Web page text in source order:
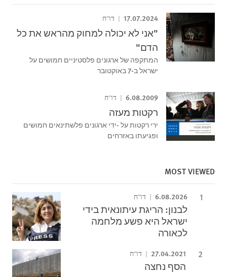
17.07.2024 דו"ח
"אני לא יכולה למחוק מהראש את כל
הדם"
המתקפה של ארגונים פלסטיניים חמושים על
ישראל ב-7 באוקטובר
6.08.2009 דו"ח
רקטות מעזה
ירי רקטות על -ידי ארגונים פלשתינאים חמושים
ופגיעתו באזרחים
MOST VIEWED
6.08.2026 דו"ח
לבנון: הריגת עיתונאית בידי
ישראל היא פשע מלחמה
לכאורה
27.04.2021 דו"ח
הסף נחצה